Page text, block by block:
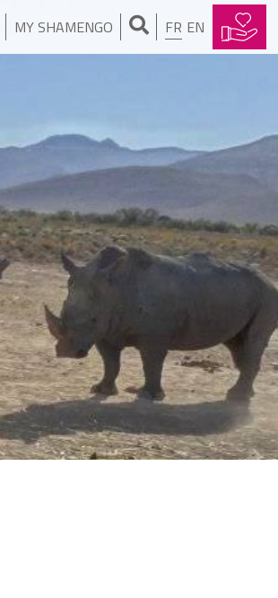
MY SHAMENGO FR EN
AURELIA WOLF
J’ai créé une machine open
J’ai doublé la surface d’un jardin
en construisant un hôtel
SALOMON RAYDAN
J'ai créé la banque des pauvres
LENTE ROODE
J’aide les guépards à se
reproduire
KANTA HANI
J'ai créé le festival zero déchet
BARTHÉLÉMY DOMINICI
J'installe des poubelles en mer